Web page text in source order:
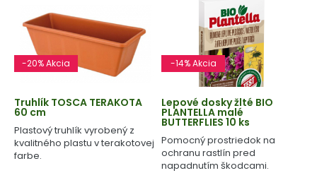
-20% Akcia
Truhlík TOSCA TERAKOTA
60 cm
Plastový truhlík vyrobený z
kvalitného plastu v terakotovej
farbe.
-14% Akcia
Lepové dosky žlté BIO
PLANTELLA malé
BUTTERFLIES 10 ks
Pomocný prostriedok na
ochranu rastlín pred
napadnutím škodcami.